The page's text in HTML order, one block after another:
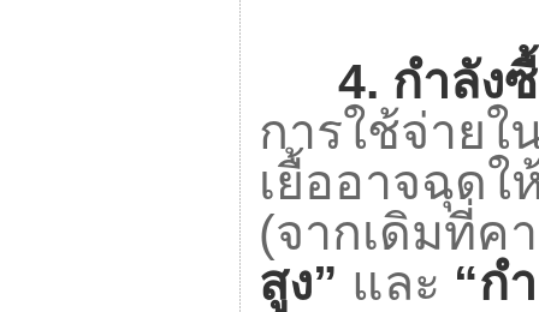
4. กำลัง
การใช้จ่าย
เยื้ออาจฉุดใ
(จากเดิมที่ค
สูง” และ “ก